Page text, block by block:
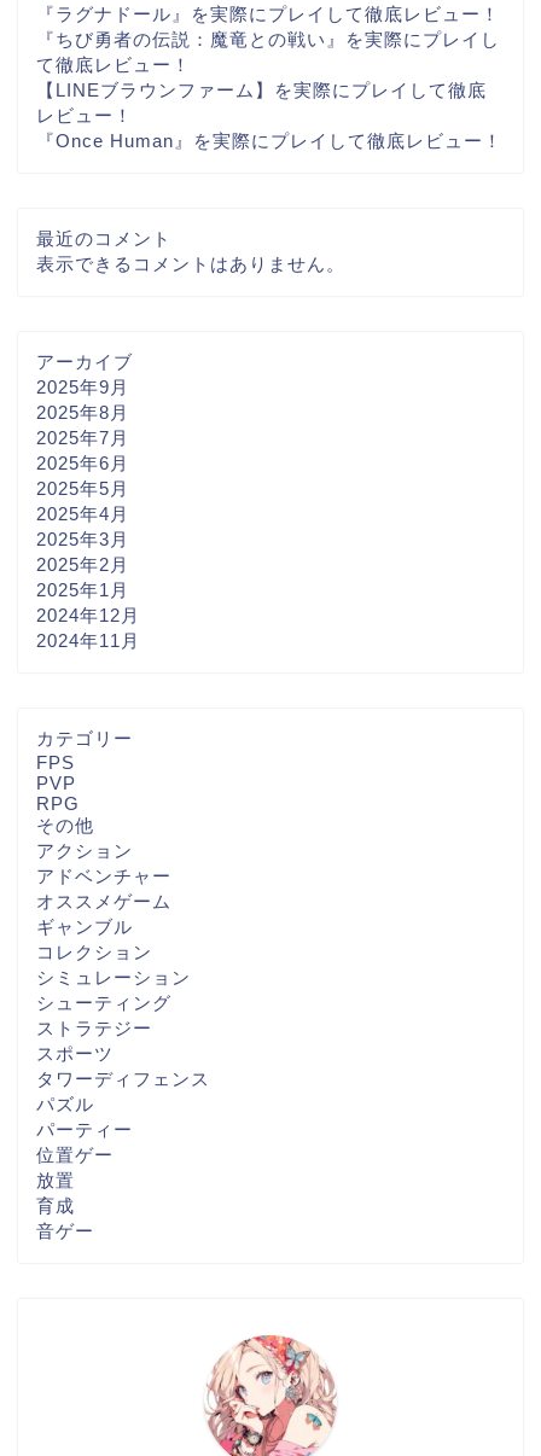
『ラグナドール』を実際にプレイして徹底レビュー！
『ちび勇者の伝説：魔竜との戦い』を実際にプレイし
て徹底レビュー！
【LINEブラウンファーム】を実際にプレイして徹底
レビュー！
『Once Human』を実際にプレイして徹底レビュー！
最近のコメント
表示できるコメントはありません。
アーカイブ
2025年9月
2025年8月
2025年7月
2025年6月
2025年5月
2025年4月
2025年3月
2025年2月
2025年1月
2024年12月
2024年11月
カテゴリー
FPS
PVP
RPG
その他
アクション
アドベンチャー
オススメゲーム
ギャンブル
コレクション
シミュレーション
シューティング
ストラテジー
スポーツ
タワーディフェンス
パズル
パーティー
位置ゲー
放置
育成
音ゲー